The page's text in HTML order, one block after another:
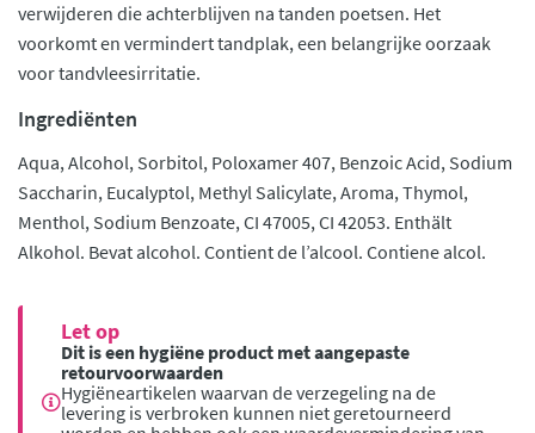
verwijderen die achterblijven na tanden poetsen. Het
voorkomt en vermindert tandplak, een belangrijke oorzaak
voor tandvleesirritatie.
Ingrediënten
Aqua, Alcohol, Sorbitol, Poloxamer 407, Benzoic Acid, Sodium
Saccharin, Eucalyptol, Methyl Salicylate, Aroma, Thymol,
Menthol, Sodium Benzoate, CI 47005, CI 42053. Enthält
Alkohol. Bevat alcohol. Contient de l’alcool. Contiene alcol.
Let op
Dit is een hygiëne product met aangepaste
retourvoorwaarden
Hygiëneartikelen waarvan de verzegeling na de
levering is verbroken kunnen niet geretourneerd